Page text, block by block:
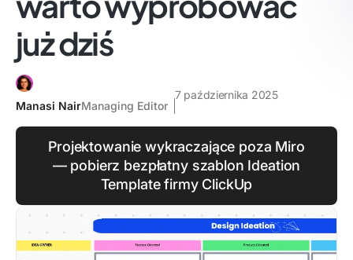
już dziś
Manasi NairManaging Editor
7 października 2025
Projektowanie wykraczające poza Miro
— pobierz bezpłatny szablon Ideation
Template firmy ClickUp